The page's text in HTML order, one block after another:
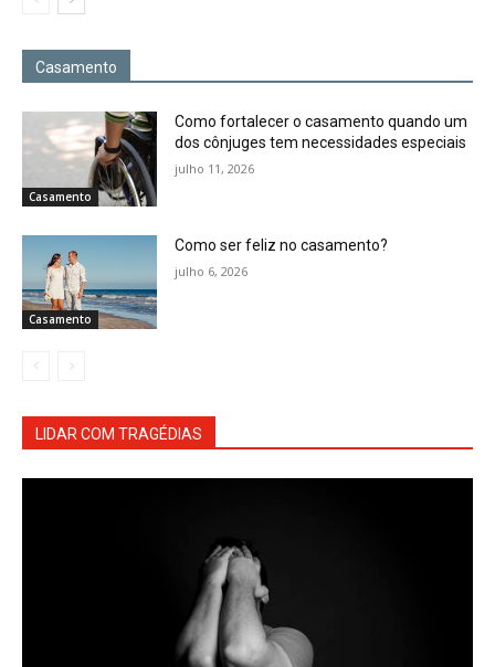
Casamento
Casamento
Como fortalecer o casamento quando um
dos cônjuges tem necessidades especiais
julho 11, 2026
Casamento
Como ser feliz no casamento?
julho 6, 2026
LIDAR COM TRAGÉDIAS